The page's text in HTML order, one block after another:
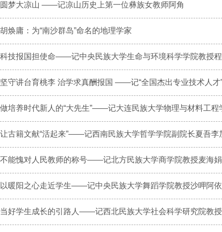
圆梦大凉山 ——记凉山历史上第一位彝族女教师阿角
胡焕庸：为“南沙群岛”命名的地理学家
科技报国担使命——记中央民族大学生命与环境科学学院教授
坚守讲台育桃李 治学求真酬报国 ——记“全国杰出专业技术人才
做培养时代新人的“大先生”——记大连民族大学物理与材料工程
让古籍文献“活起来”——记西南民族大学哲学学院副院长夏吾李
不能愧对人民教师的称号——记北方民族大学商学院教授麦海娟
以暖阳之心走近学生——记中央民族大学舞蹈学院教授沙呷阿依
当好学生成长的引路人——记西北民族大学社会科学研究院教